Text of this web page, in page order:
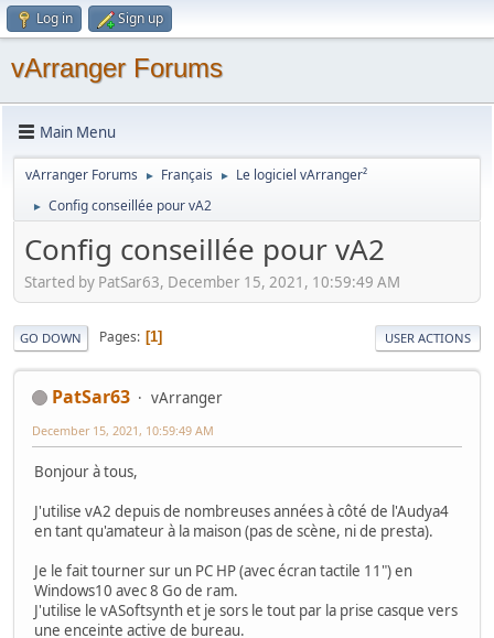
Log in Sign up
vArranger Forums
Main Menu
vArranger Forums ► Français ► Le logiciel vArranger²
► Config conseillée pour vA2
Config conseillée pour vA2
Started by PatSar63, December 15, 2021, 10:59:49 AM
GO DOWN Pages 1 USER ACTIONS
PatSar63 vArranger
December 15, 2021, 10:59:49 AM
Bonjour à tous,
J'utilise vA2 depuis de nombreuses années à côté de l'Audya4
en tant qu'amateur à la maison (pas de scène, ni de presta).
Je le fait tourner sur un PC HP (avec écran tactile 11") en
Windows10 avec 8 Go de ram.
J'utilise le vASoftsynth et je sors le tout par la prise casque vers
une enceinte active de bureau.